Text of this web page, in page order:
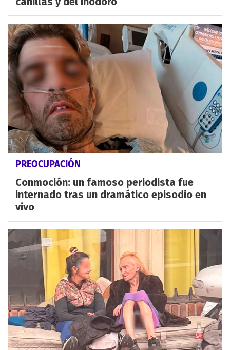
PREOCUPACIÓN
Conmoción: un famoso periodista fue
internado tras un dramático episodio en
vivo